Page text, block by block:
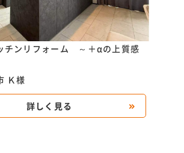
チンリフォーム ～＋αの上質感
Ｋ様
詳しく見る